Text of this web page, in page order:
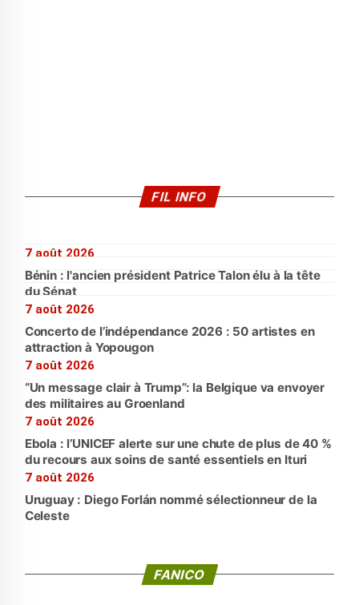
FIL INFO
7 août 2026
Bénin : l'ancien président Patrice Talon élu à la tête
du Sénat
7 août 2026
Concerto de l’indépendance 2026 : 50 artistes en
attraction à Yopougon
7 août 2026
“Un message clair à Trump”: la Belgique va envoyer
des militaires au Groenland
7 août 2026
Ebola : l’UNICEF alerte sur une chute de plus de 40 %
du recours aux soins de santé essentiels en Ituri
7 août 2026
Uruguay : Diego Forlán nommé sélectionneur de la
Celeste
FANICO